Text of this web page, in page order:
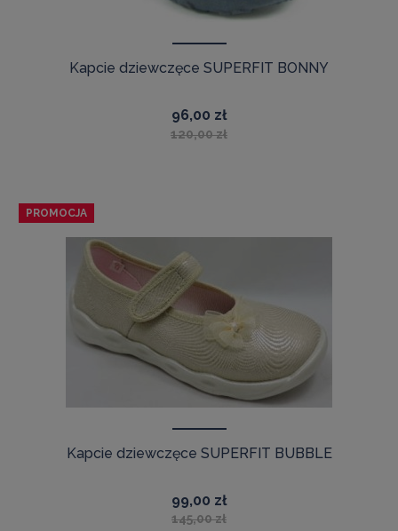
Kapcie dziewczęce SUPERFIT BONNY
96,00 zł
120,00 zł
Kapcie dziewczęce SUPERFIT BUBBLE
99,00 zł
145,00 zł
PROMOCJA